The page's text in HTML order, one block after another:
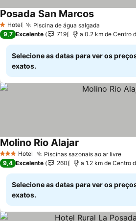
1 Estrelas
Hotel Piscina de água salgada
Posada San MarcosVer preços
9,7 Excelente 719 a 0.2 km de Centro
Selecione as datas para ver os
exatos.
3 EstrelasHotel Piscinas sazonais ao ar livreVer
Molino Rio Alajar
9,4 Excelente 260 a 1.2 km de Centro
Selecione as datas para ver os
exatos.